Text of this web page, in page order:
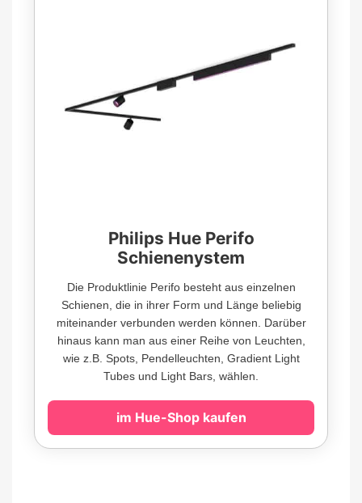
Philips Hue Perifo
Schienenystem
Die Produktlinie Perifo besteht aus einzelnen
Schienen, die in ihrer Form und Länge beliebig
miteinander verbunden werden können. Darüber
hinaus kann man aus einer Reihe von Leuchten,
wie z.B. Spots, Pendelleuchten, Gradient Light
Tubes und Light Bars, wählen.
im Hue-Shop kaufen